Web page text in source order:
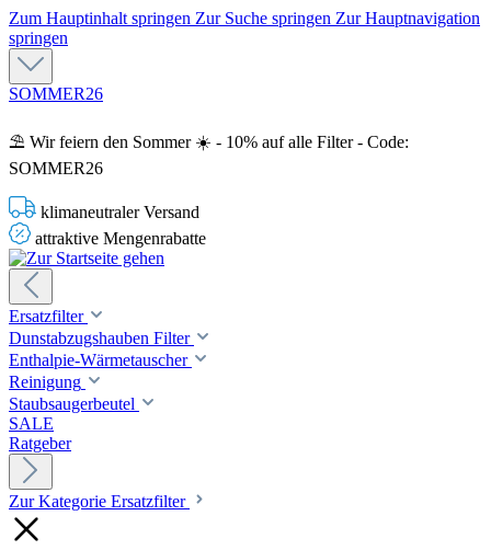
Zum Hauptinhalt springen Zur Suche springen Zur Hauptnavigation
springen
SOMMER26
⛱️ Wir feiern den Sommer ☀️ - 10% auf alle Filter - Code:
SOMMER26
klimaneutraler Versand
attraktive Mengenrabatte
Ersatzfilter
Dunstabzugshauben Filter
Enthalpie-Wärmetauscher
Reinigung
Staubsaugerbeutel
SALE
Ratgeber
Zur Kategorie Ersatzfilter